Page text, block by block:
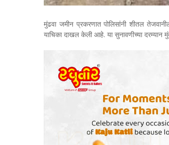
मुंढवा जमीन प्रकरणात पोलिसांनी शीतल
याचिका दाखल केली आहे. या सुनावणीच्या दरम्यान